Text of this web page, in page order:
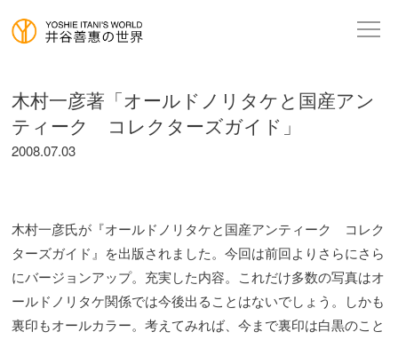
木村一彦著「オールドノリタケと国産アン
ティーク コレクターズガイド」
2008.07.03
木村一彦氏が『オールドノリタケと国産アンティーク コレク
ターズガイド』を出版されました。今回は前回よりさらにさら
にバージョンアップ。充実した内容。これだけ多数の写真はオ
ールドノリタケ関係では今後出ることはないでしょう。しかも
裏印もオールカラー。考えてみれば、今まで裏印は白黒のこと